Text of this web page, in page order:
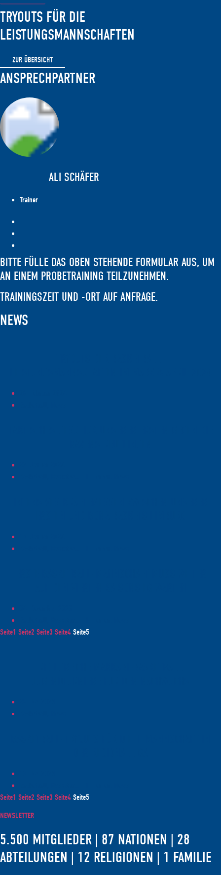
TRYOUTS FÜR DIE
LEISTUNGSMANNSCHAFTEN
ZUR ÜBERSICHT
ANSPRECHPARTNER
ALI SCHÄFER
Trainer
BITTE FÜLLE DAS OBEN STEHENDE FORMULAR AUS, UM
AN EINEM PROBETRAINING TEILZUNEHMEN.
TRAININGSZEIT UND -ORT AUF ANFRAGE.
NEWS
Seite1 Seite2 Seite3 Seite4 Seite5
Seite1 Seite2 Seite3 Seite4 Seite5
NEWSLETTER
5.500 MITGLIEDER | 87 NATIONEN | 28
ABTEILUNGEN | 12 RELIGIONEN | 1 FAMILIE